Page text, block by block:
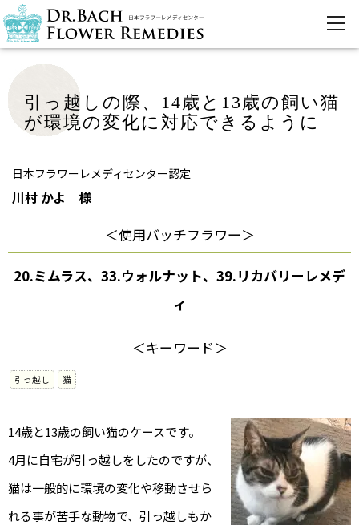
引っ越しの際、14歳と13歳の飼い猫
が環境の変化に対応できるように
日本フラワーレメディセンター認定
川村 かよ 様
＜使用バッチフラワー＞
20.ミムラス、33.ウォルナット、39.リカバリーレメデ
ィ
＜キーワード＞
引っ越し 猫
14歳と13歳の飼い猫のケースです。
4月に自宅が引っ越しをしたのですが、
猫は一般的に環境の変化や移動させら
れる事が苦手な動物で、引っ越しもか